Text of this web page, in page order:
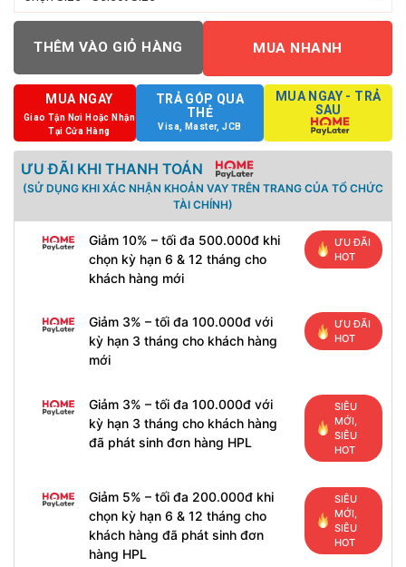
THÊM VÀO GIỎ HÀNG MUA NHANH
MUA NGAY
Giao Tận Nơi Hoặc Nhận
Tại Cửa Hàng
TRẢ GÓP QUA
THẺ
Visa, Master, JCB
MUA NGAY - TRẢ
SAU
ƯU ĐÃI KHI THANH TOÁN
(SỬ DỤNG KHI XÁC NHẬN KHOẢN VAY TRÊN TRANG CỦA TỔ CHỨC
TÀI CHÍNH)
Giảm 10% – tối đa 500.000đ khi
chọn kỳ hạn 6 & 12 tháng cho
khách hàng mới
ƯU ĐÃI
HOT
Giảm 3% – tối đa 100.000đ với
kỳ hạn 3 tháng cho khách hàng
mới
ƯU ĐÃI
HOT
Giảm 3% – tối đa 100.000đ với
kỳ hạn 3 tháng cho khách hàng
đã phát sinh đơn hàng HPL
SIÊU
MỚI,
SIÊU
HOT
Giảm 5% – tối đa 200.000đ khi
chọn kỳ hạn 6 & 12 tháng cho
khách hàng đã phát sinh đơn
hàng HPL
SIÊU
MỚI,
SIÊU
HOT